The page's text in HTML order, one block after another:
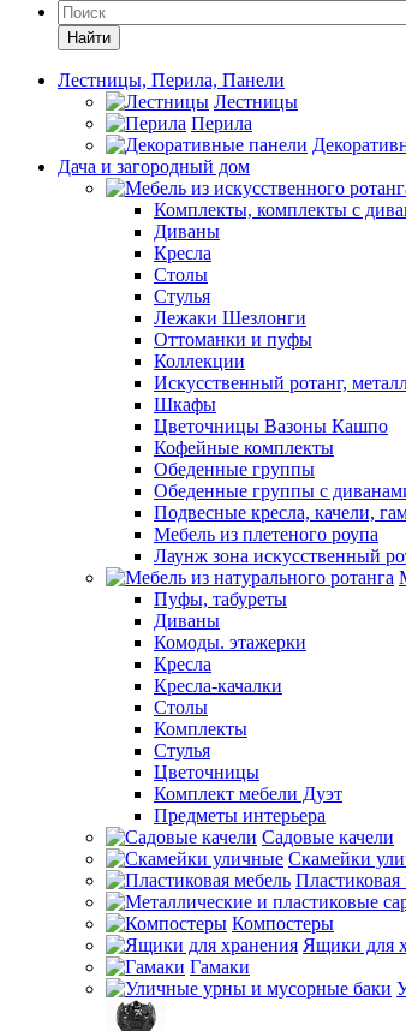
Найти
Лестницы, Перила, Панели
Лестницы
Перила
Дача и загородный дом
Комплекты, комплекты с
Диваны
Кресла
Столы
Стулья
Лежаки Шезлонги
Оттоманки и пуфы
Коллекции
Искусственный ротанг,
Шкафы
Цветочницы Вазоны Кашпо
Кофейные комплекты
Обеденные группы
Обеденные группы с
Подвесные кресла, качели,
Мебель из плетеного роупа
Лаунж зона искусственный
Пуфы, табуреты
Диваны
Комоды. этажерки
Кресла
Кресла-качалки
Столы
Комплекты
Стулья
Цветочницы
Комплект мебели Дуэт
Предметы интерьера
Садовые качели
Скамейки
Пластиковая
Компостеры
Ящики для
Гамаки